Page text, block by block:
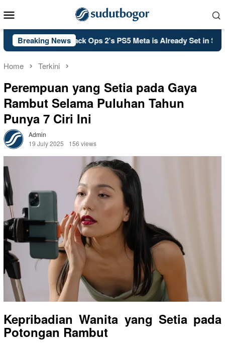
to
Menu
Breaking News
of Duty: Black Ops 2’s PS5 Meta is Already Set in Stone
Home Terkini
Perempuan yang Setia pada Gaya
Rambut Selama Puluhan Tahun
Punya 7 Ciri Ini
Admin
19 July 2025
156 views
Kepribadian Wanita yang Setia pada
Potongan Rambut